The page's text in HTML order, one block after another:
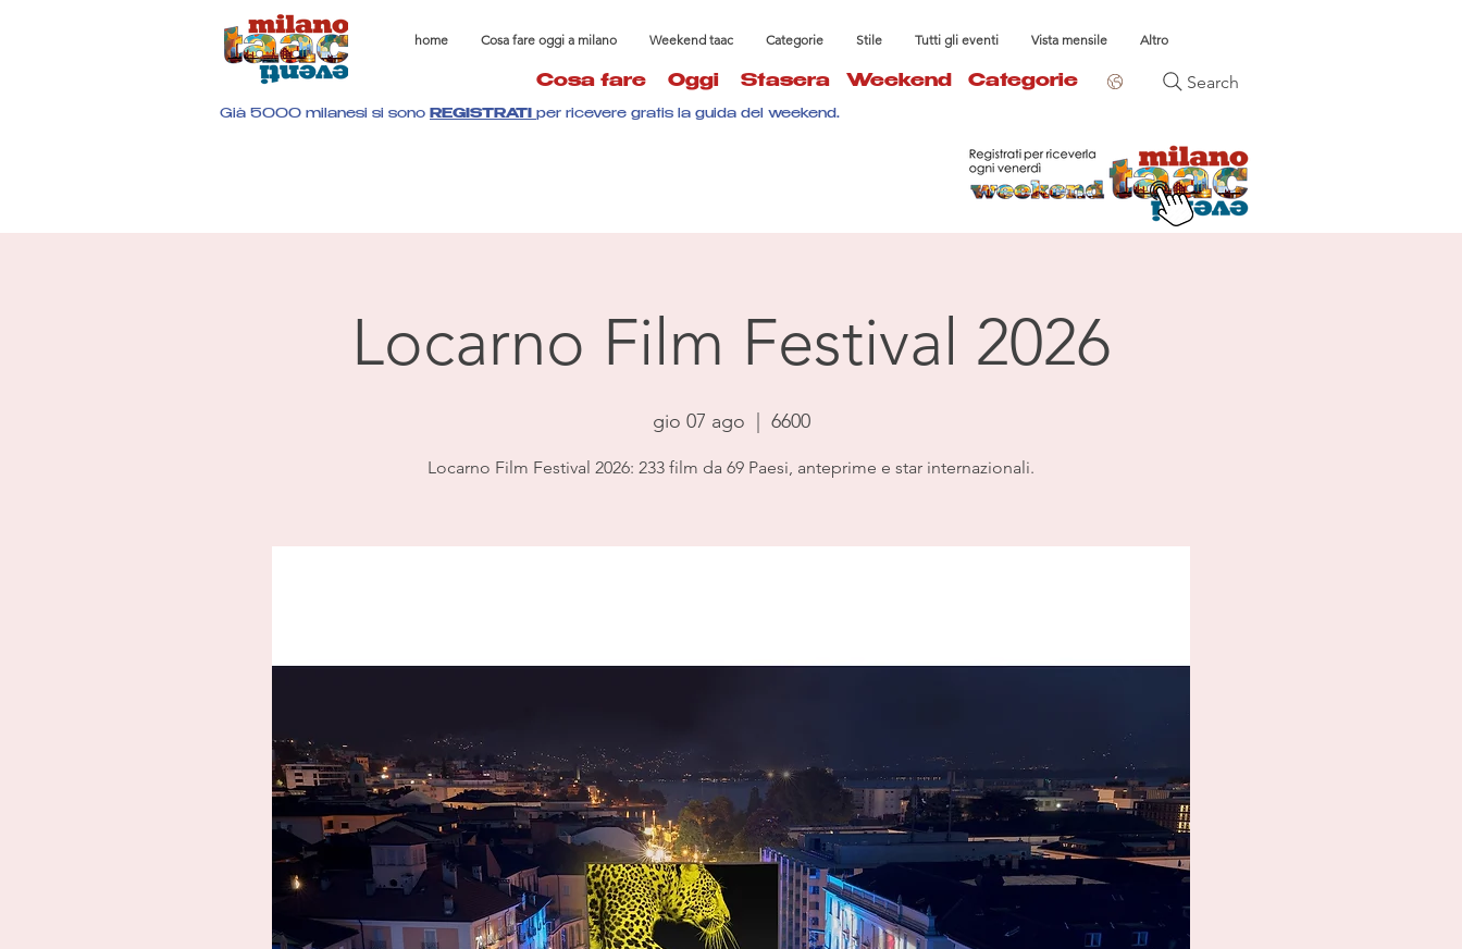
home Cosa fare oggi a milano Weekend taac Categorie Stile Tutti gli eventi Vista mensile Altro
Cosa fare Oggi Stasera Weekend Categorie Search
Già 5000 milanesi si sono REGISTRATI per ricevere gratis la guida del weekend.
Locarno Film Festival 2026
gio 07 ago 6600
Locarno Film Festival 2026: 233 film da 69 Paesi, anteprime e star internazionali.